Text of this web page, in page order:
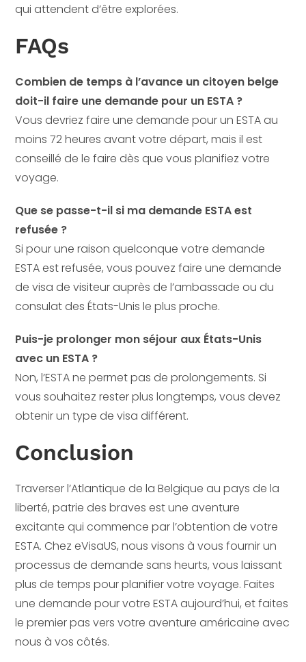
qui attendent d’être explorées.
FAQs
Combien de temps à l’avance un citoyen belge
doit-il faire une demande pour un ESTA ?
Vous devriez faire une demande pour un ESTA au
moins 72 heures avant votre départ, mais il est
conseillé de le faire dès que vous planifiez votre
voyage.
Que se passe-t-il si ma demande ESTA est
refusée ?
Si pour une raison quelconque votre demande
ESTA est refusée, vous pouvez faire une demande
de visa de visiteur auprès de l’ambassade ou du
consulat des États-Unis le plus proche.
Puis-je prolonger mon séjour aux États-Unis
avec un ESTA ?
Non, l’ESTA ne permet pas de prolongements. Si
vous souhaitez rester plus longtemps, vous devez
obtenir un type de visa différent.
Conclusion
Traverser l’Atlantique de la Belgique au pays de la
liberté, patrie des braves est une aventure
excitante qui commence par l’obtention de votre
ESTA. Chez eVisaUS, nous visons à vous fournir un
processus de demande sans heurts, vous laissant
plus de temps pour planifier votre voyage. Faites
une demande pour votre ESTA aujourd’hui, et faites
le premier pas vers votre aventure américaine avec
nous à vos côtés.